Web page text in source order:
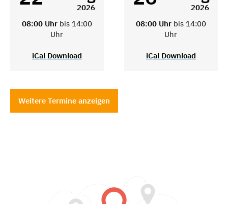
2026
08:00 Uhr bis 14:00
Uhr
iCal Download
2026
08:00 Uhr bis 14:00
Uhr
iCal Download
Weitere Termine anzeigen